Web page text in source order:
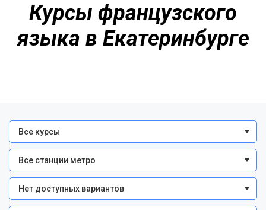
Курсы французского
языка в Екатеринбурге
Все курсы
Все станции метро
Нет доступных вариантов